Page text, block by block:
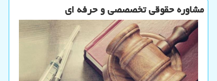
مشاوره حقوقی تخصصصی و حرفه ای